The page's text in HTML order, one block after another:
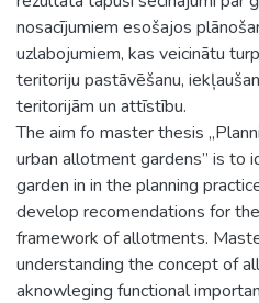
nosacījumiem esošajos
uzlabojumiem, kas veicinātu
teritoriju pastāvēšanu,
teritorijām un attīstību.
The aim fo master thesis
urban allotment gardens” is to
garden in in the planning
develop recomendations for
framework of allotments.
understanding the concept of
aknowleging functional